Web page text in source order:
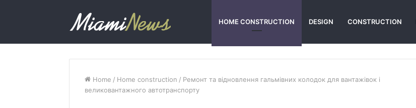
HOME CONSTRUCTION DESIGN CONSTRUCTION
Home / Home construction / Ремонт та відновлення гальмівних колодок для вантажівок і
великовантажного автотранспорту